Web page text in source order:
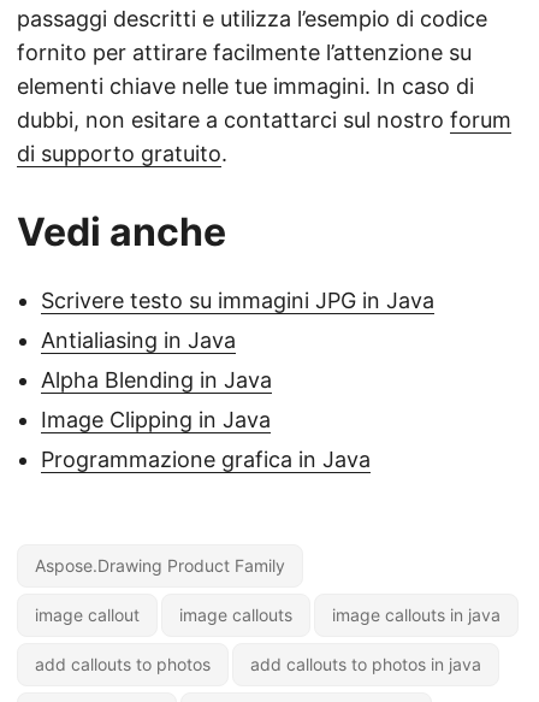
passaggi descritti e utilizza l’esempio di codice
fornito per attirare facilmente l’attenzione su
elementi chiave nelle tue immagini. In caso di
dubbi, non esitare a contattarci sul nostro forum
di supporto gratuito.
Vedi anche
Scrivere testo su immagini JPG in Java
Antialiasing in Java
Alpha Blending in Java
Image Clipping in Java
Programmazione grafica in Java
Aspose.Drawing Product Family
image callout image callouts image callouts in java
add callouts to photos add callouts to photos in java